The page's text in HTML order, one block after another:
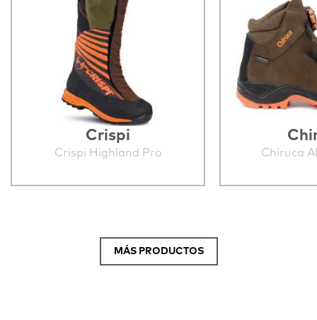
Crispi
Crispi Highland Pro Chiruca
MÁS PRODUCTOS